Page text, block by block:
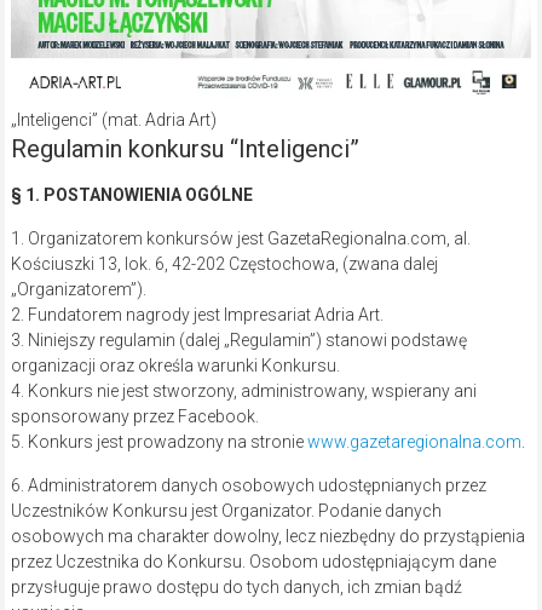
6. Administratorem danych osobowych udostępnianych przez
Uczestników Konkursu jest Organizator. Podanie danych
osobowych ma charakter dowolny, lecz niezbędny do przystąpienia
przez Uczestnika do Konkursu. Osobom udostępniającym dane
przysługuje prawo dostępu do tych danych, ich zmian bądź
usunięcia.
§ 2. MIEJSCE, CZAS I ZASADY KONKURSU
1. Konkurs jest dostępny w formie tekstu konkursowego na portalu
organizatora gazetaregionalna.com
2. Konkurs trwa od 9 października 2023 r. od godz. 9 do 10
października 2023 r. do godz. 9.
W wyjątkowych sytuacjach Organizator konkursu może przedłużyć
lub przerwać trwanie konkursu, w określonym przez siebie zakresie,
o czym poinformuje uczestników konkursu na profilu wskazanym w
§1 pkt.6 Regulaminu.
1. Uczestnikami Konkursu mogą być wyłącznie osoby fizyczne,
konsumenci w rozumieniu art. 221 kodeksu cywilnego, posiadające
pełną zdolności do czynności prawnych, które zaakceptowały
niniejszy Regulamin (dalej: „Uczestnik”).